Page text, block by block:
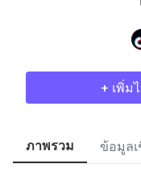
+ เพิ่ม
ภาพรวม ข้อมูล